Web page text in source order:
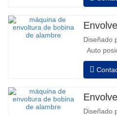
batería
tiempo
Diseñado
Auto
Diseñado